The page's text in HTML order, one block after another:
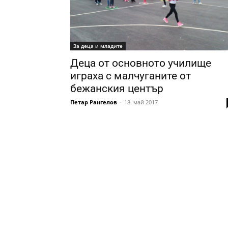
За деца и младите
Деца от основното училище
играха с малчуганите от
бежанския център
Петар Рангелов - 18. май 2017